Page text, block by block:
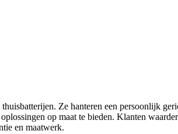
Ze hanteren een persoonlijk
op maat te bieden. Klanten
en maatwerk.